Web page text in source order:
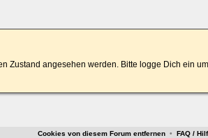
Zustand angesehen werden. Bitte logge Dich ein
Cookies von diesem Forum entfernen • FAQ /